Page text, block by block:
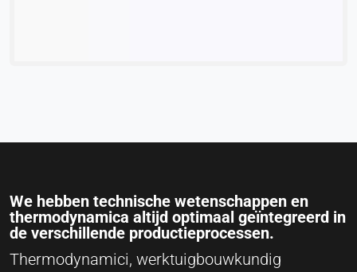
We hebben technische wetenschappen en
thermodynamica altijd optimaal geïntegreerd in
de verschillende productieprocessen.
Thermodynamici, werktuigbouwkundig